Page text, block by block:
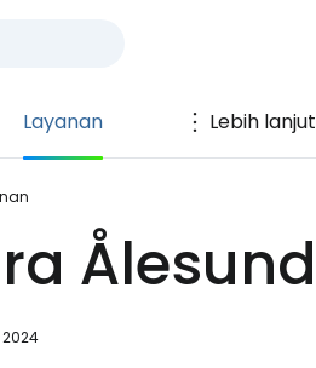
Layanan Lebih lanjut
Ålesund